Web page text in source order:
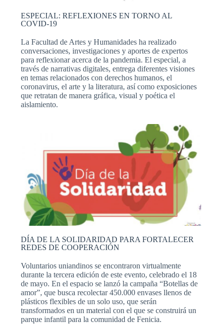
ESPECIAL: REFLEXIONES EN TORNO AL
COVID-19
La Facultad de Artes y Humanidades ha realizado
conversaciones, investigaciones y aportes de expertos
para reflexionar acerca de la pandemia. El especial, a
través de narrativas digitales, entrega diferentes visiones
en temas relacionados con derechos humanos, el
coronavirus, el arte y la literatura, así como exposiciones
que retratan de manera gráfica, visual y poética el
aislamiento.
DÍA DE LA SOLIDARIDAD PARA FORTALECER
REDES DE COOPERACIÓN
Voluntarios uniandinos se encontraron virtualmente
durante la tercera edición de este evento, celebrado el 18
de mayo. En el espacio se lanzó la campaña “Botellas de
amor”, que busca recolectar 450.000 envases llenos de
plásticos flexibles de un solo uso, que serán
transformados en un material con el que se construirá un
parque infantil para la comunidad de Fenicia.